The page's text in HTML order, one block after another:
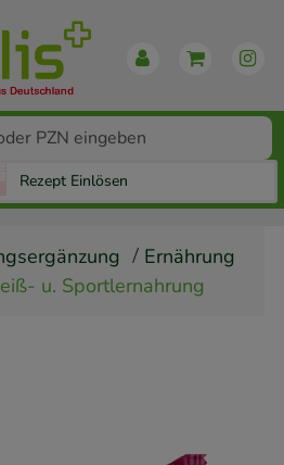
Rezept Einlösen
Ernährung
u. Sportlernahrung